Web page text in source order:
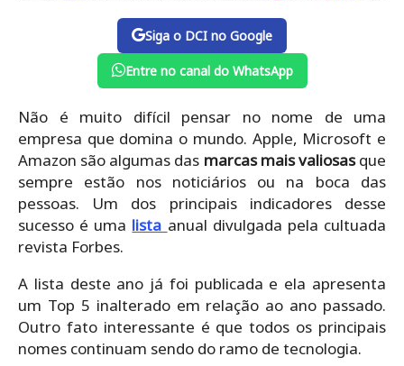
Siga o DCI no Google
Entre no canal do WhatsApp
Não é muito difícil pensar no nome de uma
empresa que domina o mundo. Apple, Microsoft e
Amazon são algumas das marcas mais valiosasque
sempre estão nos noticiários ou na boca das
pessoas. Um dos principais indicadores desse
sucesso é uma lista anual divulgada pela cultuada
revista Forbes.
A lista deste ano já foi publicada e ela apresenta
um Top 5 inalterado em relação ao ano passado.
Outro fato interessante é que todos os principais
nomes continuam sendo do ramo de tecnologia.